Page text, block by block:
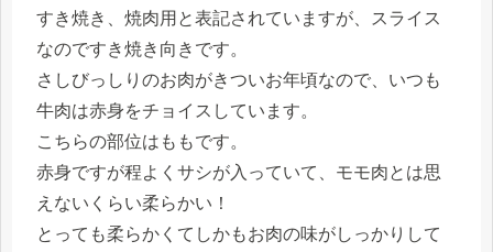
すき焼き、焼肉用と表記されていますが、スライス
なのですき焼き向きです。
さしびっしりのお肉がきついお年頃なので、いつも
牛肉は赤身をチョイスしています。
こちらの部位はももです。
赤身ですが程よくサシが入っていて、モモ肉とは思
えないくらい柔らかい！
とっても柔らかくてしかもお肉の味がしっかりして